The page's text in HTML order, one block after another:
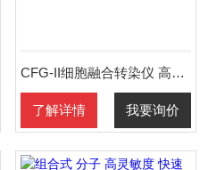
CFG-II细胞融合转染仪 高效精准无毒性
了解详情 我要询价